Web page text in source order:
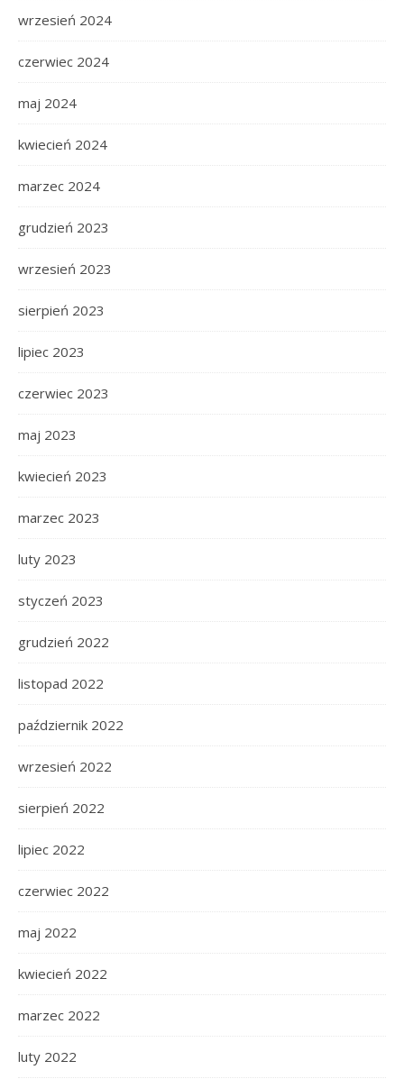
wrzesień 2024
czerwiec 2024
maj 2024
kwiecień 2024
marzec 2024
grudzień 2023
wrzesień 2023
sierpień 2023
lipiec 2023
czerwiec 2023
maj 2023
kwiecień 2023
marzec 2023
luty 2023
styczeń 2023
grudzień 2022
listopad 2022
październik 2022
wrzesień 2022
sierpień 2022
lipiec 2022
czerwiec 2022
maj 2022
kwiecień 2022
marzec 2022
luty 2022